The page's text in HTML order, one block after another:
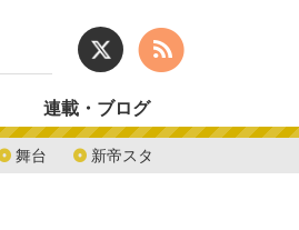
舞台 新帝スタ
連載・ブログ